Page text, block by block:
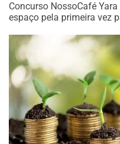
Concurso NossoCafé
espaço pela primeira vez